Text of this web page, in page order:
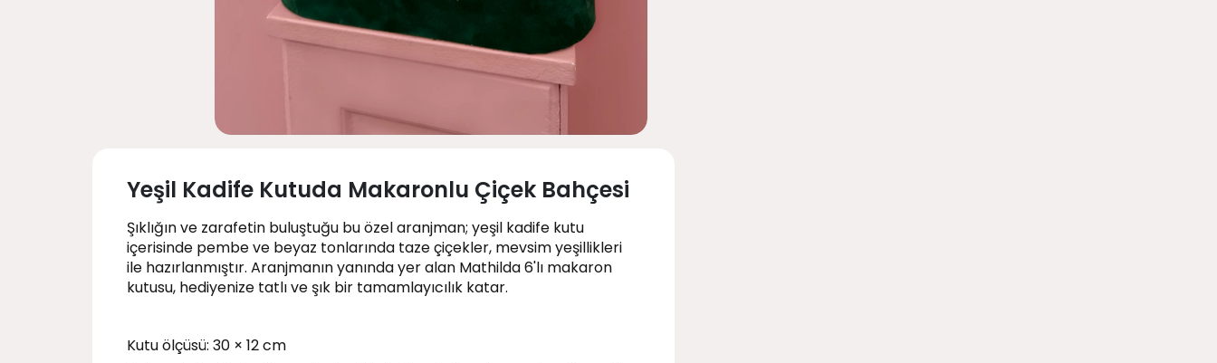
Yeşil Kadife Kutuda Makaronlu Çiçek Bahçesi
Şıklığın ve zarafetin buluştuğu bu özel aranjman; yeşil kadife kutu
içerisinde pembe ve beyaz tonlarında taze çiçekler, mevsim yeşillikleri
ile hazırlanmıştır. Aranjmanın yanında yer alan Mathilda 6'lı makaron
kutusu, hediyenize tatlı ve şık bir tamamlayıcılık katar.
Kutu ölçüsü: 30 × 12 cm